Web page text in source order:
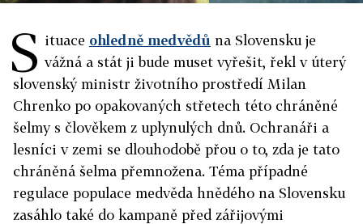
S ituace ohledně medvědů na Slovensku je
vážná a stát ji bude muset vyřešit, řekl v úterý
slovenský ministr životního prostředí Milan
Chrenko po opakovaných střetech této chráněné
šelmy s člověkem z uplynulých dnů. Ochranáři a
lesníci v zemi se dlouhodobě přou o to, zda je tato
chráněná šelma přemnožena. Téma případné
regulace populace medvěda hnědého na Slovensku
zasáhlo také do kampaně před zářijovými